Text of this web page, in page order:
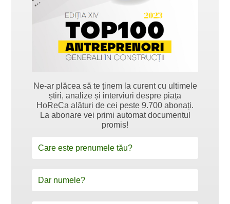
Ne-ar plăcea să te ținem la curent cu ultimele
știri, analize și interviuri despre piața
HoReCa alături de cei peste 9.700 abonați.
La abonare vei primi automat documentul
promis!